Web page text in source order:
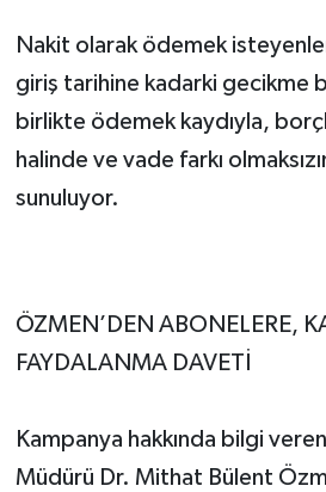
Nakit olarak ödemek
giriş tarihine kadarki gecikme
birlikte ödemek kaydıyla,
halinde ve vade farkı
sunuluyor.
ÖZMEN’DEN ABONELERE,
FAYDALANMA DAVETİ
Kampanya hakkında bilgi
Müdürü Dr. Mithat Bülent